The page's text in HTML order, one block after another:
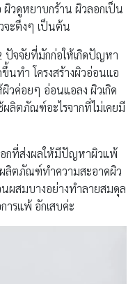
ผิวดูหยาบกร้าน ผิวลอกเป็น
จะตึงๆ เป็นต้น
ปัจจัยที่มักก่อให้เกิดปัญหา
นทำ โครงสร้างผิวอ่อนแอ
วค่อยๆ อ่อนแอลง ผิวเกิด
ผลิตภัณฑ์อะไรจากที่ไม่เคยมี
อกที่ส่งผลให้มีปัญหาผิวแพ้
ผลิตภัณฑ์ทำความสะอาดผิว
ผสมบางอย่างทำลายสมดุล
ารแพ้ อักเสบค่ะ